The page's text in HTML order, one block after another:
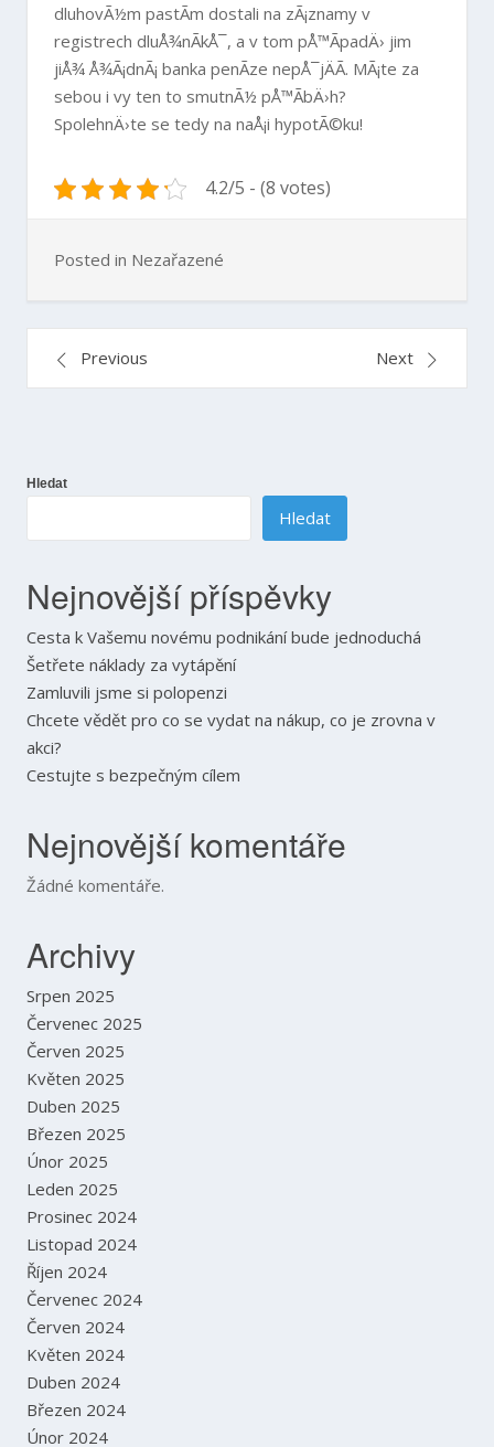
dluhovÃ½m pastÃ­m dostali na zÃ¡znamy v
registrech dluÅ¾nÃ­kÅ¯, a v tom pÅ™Ã­padÄ› jim
jiÅ¾ Å¾Ã¡dnÃ¡ banka penÃ­ze nepÅ¯jÄÃ­. MÃ¡te za
sebou i vy ten to smutnÃ½ pÅ™Ã­bÄ›h?
SpolehnÄ›te se tedy na naÅ¡i hypotÃ©ku!
4.2/5 - (8 votes)
Posted in Nezařazené
Navigace
příspěvek
Previous Next
Hledat
Hledat
Nejnovější příspěvky
Cesta k Vašemu novému podnikání bude jednoduchá
Šetřete náklady za vytápění
Zamluvili jsme si polopenzi
Chcete vědět pro co se vydat na nákup, co je zrovna v
akci?
Cestujte s bezpečným cílem
Nejnovější komentáře
Žádné komentáře.
Archivy
Srpen 2025
Červenec 2025
Červen 2025
Květen 2025
Duben 2025
Březen 2025
Únor 2025
Leden 2025
Prosinec 2024
Listopad 2024
Říjen 2024
Červenec 2024
Červen 2024
Květen 2024
Duben 2024
Březen 2024
Únor 2024